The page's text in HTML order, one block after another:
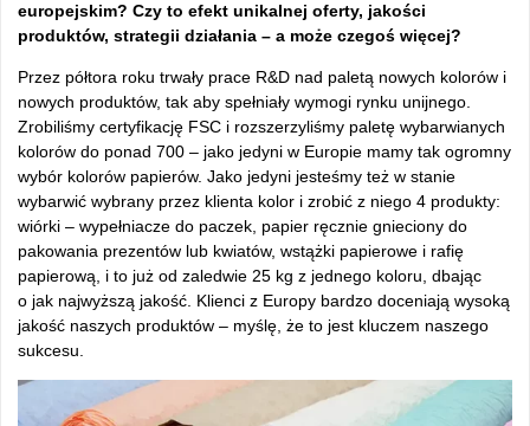
europejskim? Czy to efekt unikalnej oferty, jakości
produktów, strategii działania – a może czegoś więcej?
Przez półtora roku trwały prace R&D nad paletą nowych kolorów i
nowych produktów, tak aby spełniały wymogi rynku unijnego.
Zrobiliśmy certyfikację FSC i rozszerzyliśmy paletę wybarwianych
kolorów do ponad 700 – jako jedyni w Europie mamy tak ogromny
wybór kolorów papierów. Jako jedyni jesteśmy też w stanie
wybarwić wybrany przez klienta kolor i zrobić z niego 4 produkty:
wiórki – wypełniacze do paczek, papier ręcznie gnieciony do
pakowania prezentów lub kwiatów, wstążki papierowe i rafię
papierową, i to już od zaledwie 25 kg z jednego koloru, dbając
o jak najwyższą jakość. Klienci z Europy bardzo doceniają wysoką
jakość naszych produktów – myślę, że to jest kluczem naszego
sukcesu.